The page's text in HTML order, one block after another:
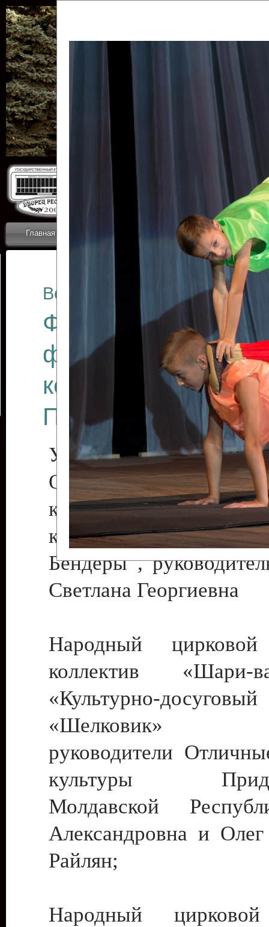
Главная Коллективы Новости
ОТЧЕТЫ ГКЦ
Все отчеты
Финал
фестиваля
коллективов
Приднестровского
Участники фестиваля:
Образцовый
коллектив
культуры с.
Бендеры ,
Светлана Георгиевна
Народный цирковой
коллектив
«Культурно-
«Шелковик»
руководители
культуры
Молдавской
Александровна и
Райлян;
Народный цирковой